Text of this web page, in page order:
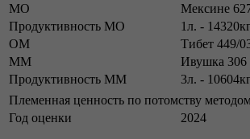
МО
Мексине
Продуктивность МО
1л. -
ОМ
Тибет 449/
ММ
Ивушка 306
Продуктивность ММ
3л. -
Племенная ценность по потомству
Год оценки
2024